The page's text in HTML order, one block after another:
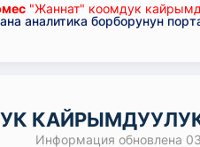
"Жаннат" коомдук
аналитика борборунун
Информация обновлена